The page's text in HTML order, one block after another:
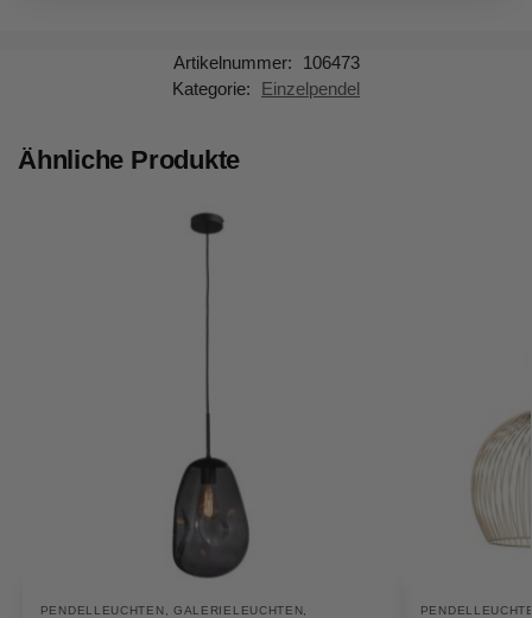
Artikelnummer:
106473
Kategorie:
Einzelpendel
Ähnliche Produkte
PENDELLEUCHTEN GALERIELEUCHTEN